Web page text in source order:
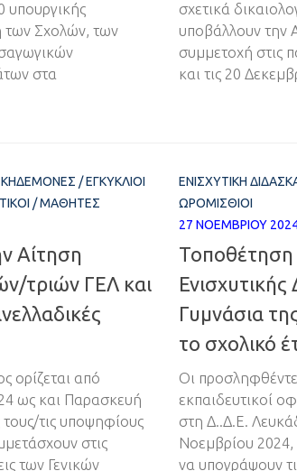
των Σχολών, των
στα
σχετικά
υποβάλλουν την
συμμετοχή στις
και τις 20
ΚΗΔΕΜΌΝΕΣ /ΕΓΚΎΚΛΙΟΙ
/ΜΑΘΗΤΈΣ
Αίτηση
τριών ΓΕΛ και
ορίζεται από
ως και Παρασκευή
τις υποψηφίους
στις
των Γενικών
ΕΝΙΣΧΥΤΙΚΉ
ΩΡΟΜΊΣΘΙΟΙ
27 ΝΟΕΜΒΡΊΟΥ
Τοποθέτηση
Γυμνάσια
το σχολικό
Οι
εκπαιδευτικοί
στη Δ..Δ.Ε.
Νοεμβρίου 2024,
να υπογράψουν